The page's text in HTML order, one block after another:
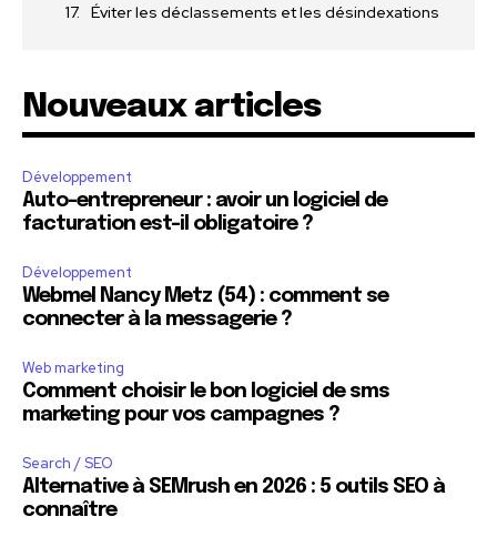
Éviter les déclassements et les désindexations
Nouveaux articles
Développement
Auto-entrepreneur : avoir un logiciel de
facturation est-il obligatoire ?
Développement
Webmel Nancy Metz (54) : comment se
connecter à la messagerie ?
Web marketing
Comment choisir le bon logiciel de sms
marketing pour vos campagnes ?
Search / SEO
Alternative à SEMrush en 2026 : 5 outils SEO à
connaître